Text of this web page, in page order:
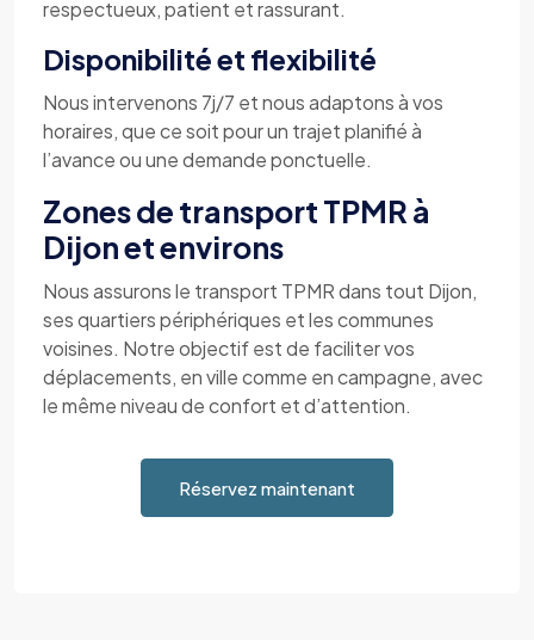
respectueux, patient et rassurant.
Disponibilité et flexibilité
Nous intervenons 7j/7 et nous adaptons à vos
horaires, que ce soit pour un trajet planifié à
l’avance ou une demande ponctuelle.
Zones de transport TPMR à
Dijon et environs
Nous assurons le transport TPMR dans tout Dijon,
ses quartiers périphériques et les communes
voisines. Notre objectif est de faciliter vos
déplacements, en ville comme en campagne, avec
le même niveau de confort et d’attention.
Réservez maintenant